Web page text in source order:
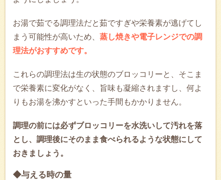
お湯で茹でる調理法だと茹ですぎや栄養素が逃げてし
まう可能性が高いため、 蒸し焼きや電子レンジでの調
理法がおすすめです。
これらの調理法は生の状態のブロッコリーと、そこま
で栄養素に変化がなく、旨味も凝縮されますし、何よ
りもお湯を沸かすといった手間もかかりません。
調理の前には必ずブロッコリーを水洗いして汚れを落
とし、調理後にそのまま食べられるような状態にして
おきましょう。
◆与える時の量